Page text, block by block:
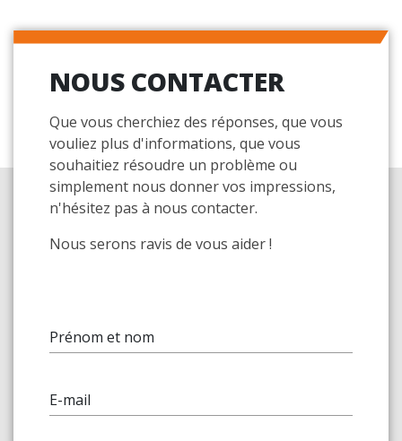
NOUS CONTACTER
Que vous cherchiez des réponses, que vous
vouliez plus d'informations, que vous
souhaitiez résoudre un problème ou
simplement nous donner vos impressions,
n'hésitez pas à nous contacter.
Nous serons ravis de vous aider !
Prénom et nom
E-mail